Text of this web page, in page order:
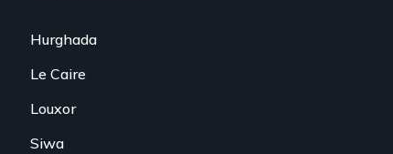
Hurghada
Le Caire
Louxor
Siwa